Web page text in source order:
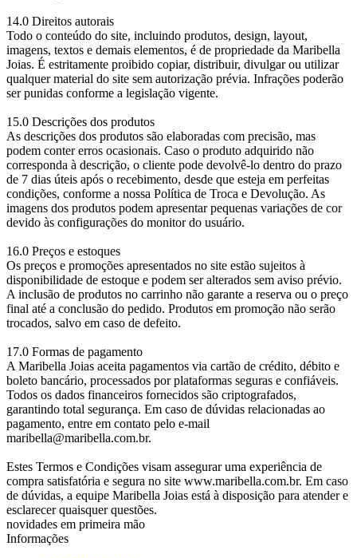
14.0 Direitos autorais
Todo o conteúdo do site, incluindo produtos, design, layout,
imagens, textos e demais elementos, é de propriedade da Maribella
Joias. É estritamente proibido copiar, distribuir, divulgar ou utilizar
qualquer material do site sem autorização prévia. Infrações poderão
ser punidas conforme a legislação vigente.
15.0 Descrições dos produtos
As descrições dos produtos são elaboradas com precisão, mas
podem conter erros ocasionais. Caso o produto adquirido não
corresponda à descrição, o cliente pode devolvê-lo dentro do prazo
de 7 dias úteis após o recebimento, desde que esteja em perfeitas
condições, conforme a nossa Política de Troca e Devolução. As
imagens dos produtos podem apresentar pequenas variações de cor
devido às configurações do monitor do usuário.
16.0 Preços e estoques
Os preços e promoções apresentados no site estão sujeitos à
disponibilidade de estoque e podem ser alterados sem aviso prévio.
A inclusão de produtos no carrinho não garante a reserva ou o preço
final até a conclusão do pedido. Produtos em promoção não serão
trocados, salvo em caso de defeito.
17.0 Formas de pagamento
A Maribella Joias aceita pagamentos via cartão de crédito, débito e
boleto bancário, processados por plataformas seguras e confiáveis.
Todos os dados financeiros fornecidos são criptografados,
garantindo total segurança. Em caso de dúvidas relacionadas ao
pagamento, entre em contato pelo e-mail
maribella@maribella.com.br.
Estes Termos e Condições visam assegurar uma experiência de
compra satisfatória e segura no site www.maribella.com.br. Em caso
de dúvidas, a equipe Maribella Joias está à disposição para atender e
esclarecer quaisquer questões.
novidades em primeira mão
Informações